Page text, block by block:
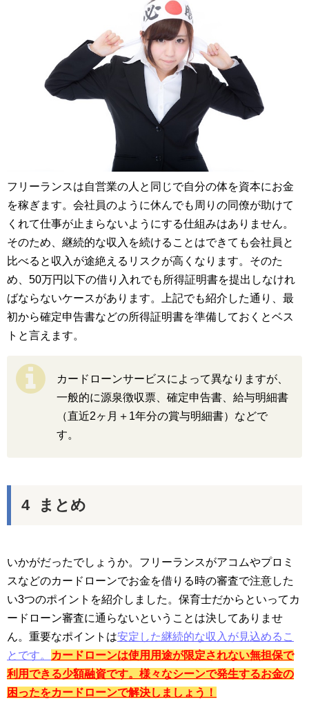
フリーランスは自営業の人と同じで自分の体を資本にお金
を稼ぎます。会社員のように休んでも周りの同僚が助けて
くれて仕事が止まらないようにする仕組みはありません。
そのため、継続的な収入を続けることはできても会社員と
比べると収入が途絶えるリスクが高くなります。そのた
め、50万円以下の借り入れでも所得証明書を提出しなけれ
ばならないケースがあります。上記でも紹介した通り、最
初から確定申告書などの所得証明書を準備しておくとベス
トと言えます。
カードローンサービスによって異なりますが、
一般的に源泉徴収票、確定申告書、給与明細書
（直近2ヶ月＋1年分の賞与明細書）などで
す。
まとめ
いかがだったでしょうか。フリーランスがアコムやプロミ
スなどのカードローンでお金を借りる時の審査で注意した
い3つのポイントを紹介しました。保育士だからといってカ
ードローン審査に通らないということは決してありませ
ん。重要なポイントは安定した継続的な収入が見込めるこ
とです。
カードローンは使用用途が限定されない無担保で
利用できる少額融資です。様々なシーンで発生するお金の
困ったをカードローンで解決しましょう！